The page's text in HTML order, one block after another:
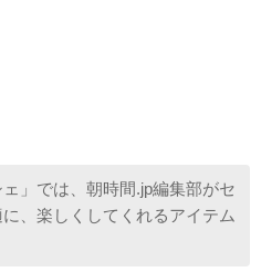
」では、朝時間.jp編集部がセ
、楽しくしてくれるアイテム